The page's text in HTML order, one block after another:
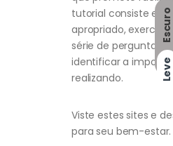
Escuro
Leve
tutorial consiste em
apropriado,
série de perguntas
identificar a
realizando.
Viste estes sites e
para seu bem-estar.